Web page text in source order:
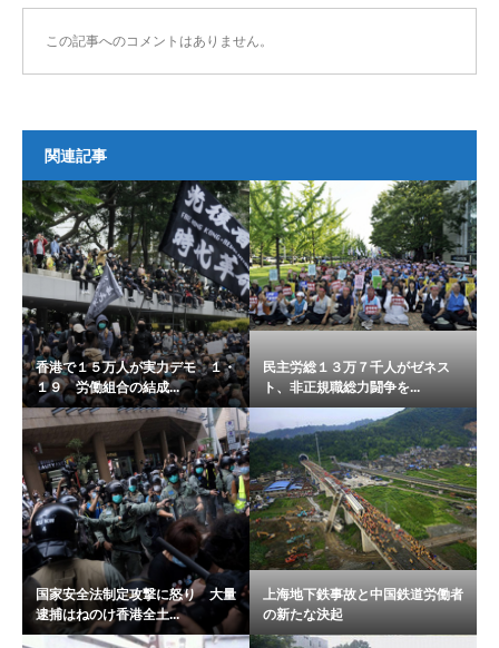
この記事へのコメントはありません。
関連記事
香港で１５万人が実力デモ １・
１９ 労働組合の結成...
民主労総１３万７千人がゼネス
ト、非正規職総力闘争を...
国家安全法制定攻撃に怒り 大量
逮捕はねのけ香港全土...
上海地下鉄事故と中国鉄道労働者
の新たな決起